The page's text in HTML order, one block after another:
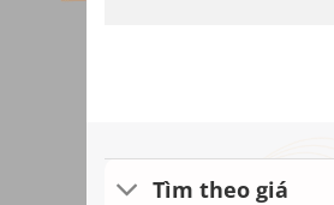
Tìm theo giá